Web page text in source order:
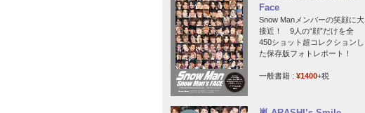
Face
Snow Manメンバーの笑顔に大
接近！ 9人の“顔”だけを全
450ショット超コレクションし
た保存版フォトレポート！
一般書籍 : ¥1400+税